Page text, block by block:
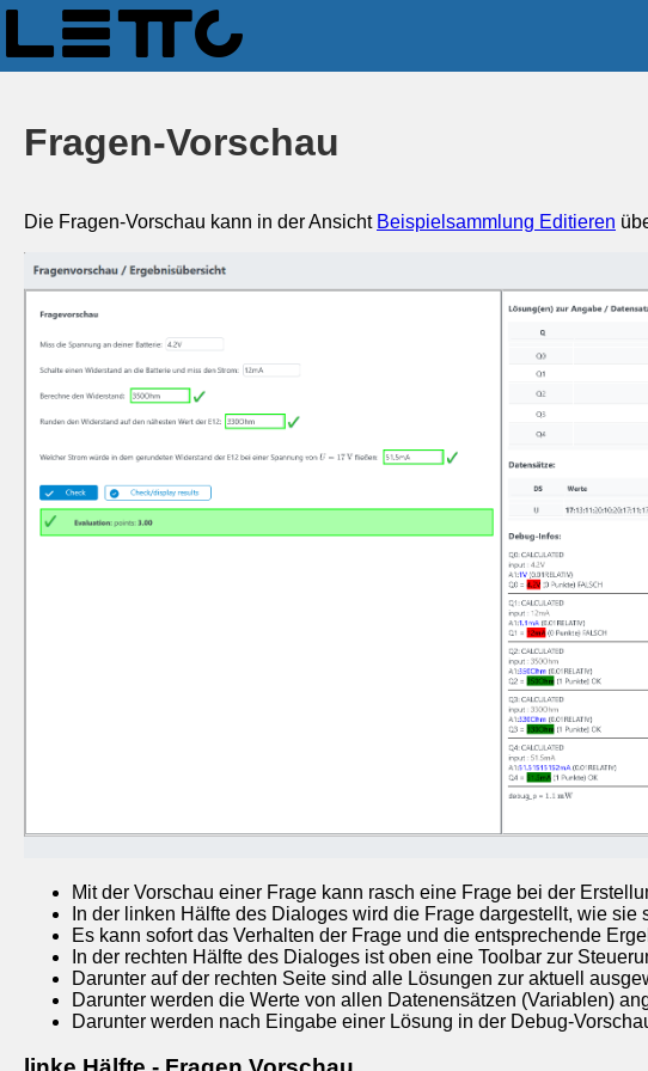
Fragen-Vorschau
Die Fragen-Vorschau kann in der Ansicht Beispielsammlung Editieren
Mit der Vorschau einer Frage kann rasch eine Frage bei der
In der linken Hälfte des Dialoges wird die Frage dargestellt, wie sie
Es kann sofort das Verhalten der Frage und die entsprechende
In der rechten Hälfte des Dialoges ist oben eine Toolbar zur
Darunter auf der rechten Seite sind alle Lösungen zur aktuell
Darunter werden die Werte von allen Datenensätzen (Variablen)
Darunter werden nach Eingabe einer Lösung in der Debug-